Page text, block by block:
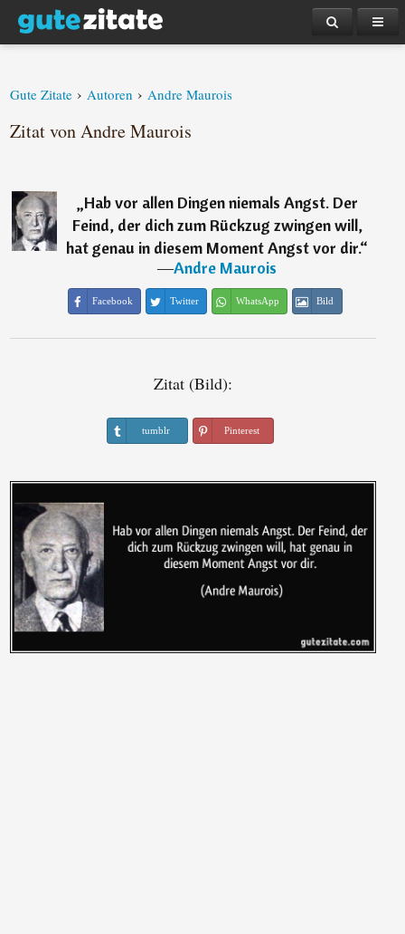
Gute Zitate › Autoren › Andre Maurois
Zitat von Andre Maurois
„Hab vor allen Dingen niemals Angst. Der
Feind, der dich zum Rückzug zwingen will,
hat genau in diesem Moment Angst vor dir.“
―Andre Maurois
Facebook Twitter WhatsApp Bild
Zitat (Bild):
tumblr Pinterest